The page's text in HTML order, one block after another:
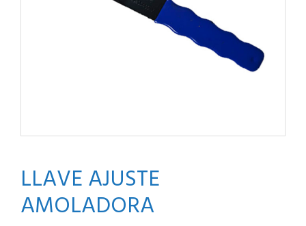
LLAVE AJUSTE
AMOLADORA